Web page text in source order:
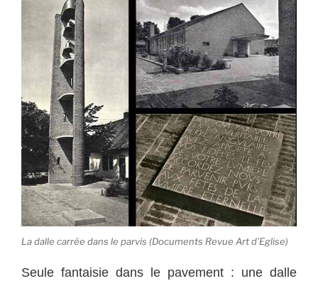
La dalle carrée dans le parvis (Documents Revue Art d’Eglise)
Seule fantaisie dans le pavement : une dalle